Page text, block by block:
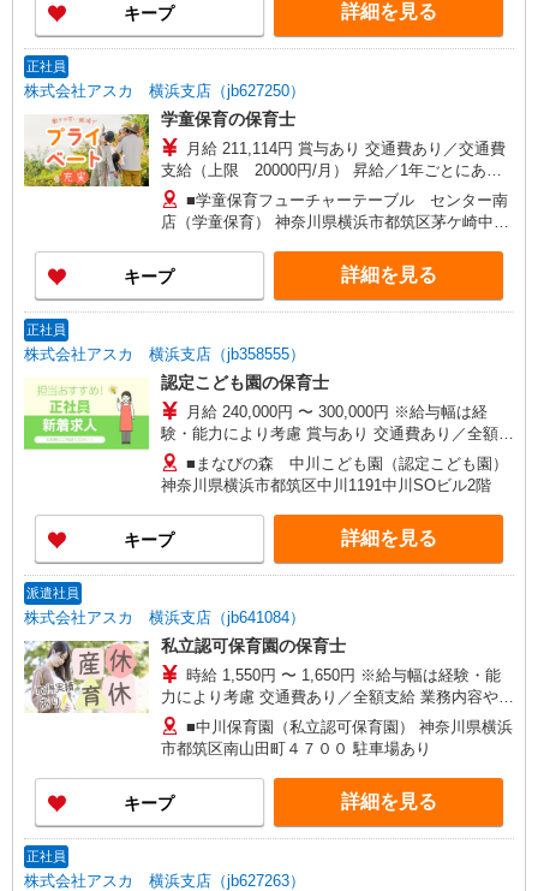
キープ 詳細を見る
正社員
株式会社アスカ 横浜支店（jb627250）
学童保育の保育士
月給 211,114円 賞与あり 交通費あり／交通費
支給（上限 20000円/月） 昇給／1年ごとにあり
ます 経験を考慮します
■学童保育フューチャーテーブル センター南
店（学童保育） 神奈川県横浜市都筑区茅ケ崎中央
キープ 詳細を見る
正社員
株式会社アスカ 横浜支店（jb358555）
認定こども園の保育士
月給 240,000円 〜 300,000円 ※給与幅は経
験・能力により考慮 賞与あり 交通費あり／全額支
給 給与内訳 ・月給 240,000円〜300,000円 ・調
整手当：3万7000円〜5万8000円 ・役職手当：0〜
2万円 ・固定残業代（4時間分）：1万円 ※別途、
経験手当・管理職手当・リーダー手当あり
■まなびの森 中川こども園（認定こども園）
神奈川県横浜市都筑区中川1191中川SOビル2階
キープ 詳細を見る
派遣社員
株式会社アスカ 横浜支店（jb641084）
私立認可保育園の保育士
時給 1,550円 〜 1,650円 ※給与幅は経験・能
力により考慮 交通費あり／全額支給 業務内容や勤
務時間数で変動があります
■中川保育園（私立認可保育園） 神奈川県横浜
市都筑区南山田町４７００ 駐車場あり
キープ 詳細を見る
正社員
株式会社アスカ 横浜支店（jb627263）